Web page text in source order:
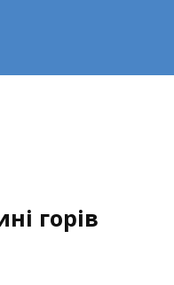
горів